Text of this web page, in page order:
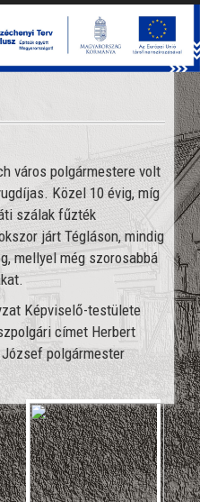
város polgármestere volt
Közel 10 évig, míg
szálak fűzték
járt Tégláson, mindig
mellyel még szorosabbá
Képviselő-testülete
címet Herbert
polgármester